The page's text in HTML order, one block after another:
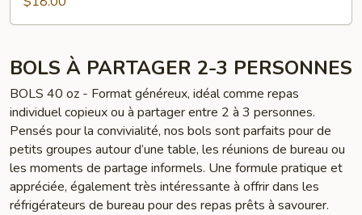
BOLS À PARTAGER 2-3 PERSONNES
BOLS 40 oz - Format généreux, idéal comme repas
individuel copieux ou à partager entre 2 à 3 personnes.
Pensés pour la convivialité, nos bols sont parfaits pour de
petits groupes autour d’une table, les réunions de bureau ou
les moments de partage informels. Une formule pratique et
appréciée, également très intéressante à offrir dans les
réfrigérateurs de bureau pour des repas prêts à savourer.